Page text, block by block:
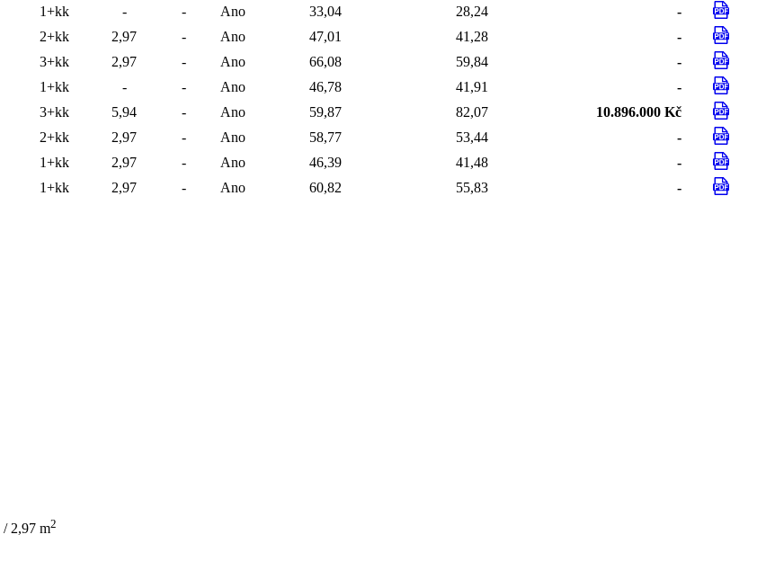
1+kk - - Ano 33,04 28,24
-
2+kk 2,97 - Ano 47,01 41,28
-
3+kk 2,97 - Ano 66,08 59,84
-
1+kk - - Ano 46,78 41,91
-
3+kk 5,94 - Ano 59,87 82,07
10.896.000 Kč
2+kk 2,97 - Ano 58,77 53,44
-
1+kk 2,97 - Ano 46,39 41,48
-
1+kk 2,97 - Ano 60,82 55,83 -
/ 2,97 m2